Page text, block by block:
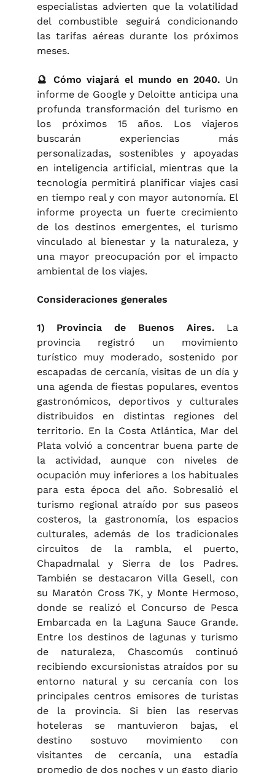
especialistas advierten que la volatilidad
del combustible seguirá condicionando
las tarifas aéreas durante los próximos
meses.
🔮 Cómo viajará el mundo en 2040. Un
informe de Google y Deloitte anticipa una
profunda transformación del turismo en
los próximos 15 años. Los viajeros
buscarán experiencias más
personalizadas, sostenibles y apoyadas
en inteligencia artificial, mientras que la
tecnología permitirá planificar viajes casi
en tiempo real y con mayor autonomía. El
informe proyecta un fuerte crecimiento
de los destinos emergentes, el turismo
vinculado al bienestar y la naturaleza, y
una mayor preocupación por el impacto
ambiental de los viajes.
Consideraciones generales
1) Provincia de Buenos Aires. La
provincia registró un movimiento
turístico muy moderado, sostenido por
escapadas de cercanía, visitas de un día y
una agenda de fiestas populares, eventos
gastronómicos, deportivos y culturales
distribuidos en distintas regiones del
territorio. En la Costa Atlántica, Mar del
Plata volvió a concentrar buena parte de
la actividad, aunque con niveles de
ocupación muy inferiores a los habituales
para esta época del año. Sobresalió el
turismo regional atraído por sus paseos
costeros, la gastronomía, los espacios
culturales, además de los tradicionales
circuitos de la rambla, el puerto,
Chapadmalal y Sierra de los Padres.
También se destacaron Villa Gesell, con
su Maratón Cross 7K, y Monte Hermoso,
donde se realizó el Concurso de Pesca
Embarcada en la Laguna Sauce Grande.
Entre los destinos de lagunas y turismo
de naturaleza, Chascomús continuó
recibiendo excursionistas atraídos por su
entorno natural y su cercanía con los
principales centros emisores de turistas
de la provincia. Si bien las reservas
hoteleras se mantuvieron bajas, el
destino sostuvo movimiento con
visitantes de cercanía, una estadía
promedio de dos noches y un gasto diario